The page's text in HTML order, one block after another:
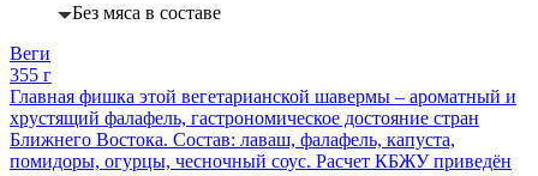
Без мяса в составе
Веги
355 г
Главная фишка этой вегетарианской шавермы – ароматный и
хрустящий фалафель, гастрономическое достояние стран
Ближнего Востока. Состав: лаваш, фалафель, капуста,
помидоры, огурцы, чесночный соус. Расчет КБЖУ приведён